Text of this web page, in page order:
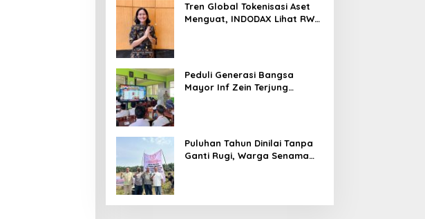
Tren Global Tokenisasi Aset
Menguat, INDODAX Lihat RWA
Peduli Generasi Bangsa
Mayor Inf Zein Terjung
Sekolah
Puluhan Tahun Dinilai Tanpa
Ganti Rugi, Warga Senama